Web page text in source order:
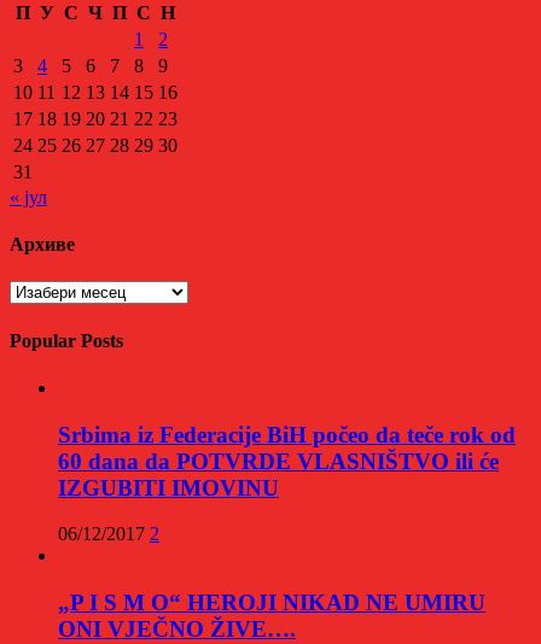
П У С Ч П С Н
1
2
3
4 5 6 7 8
9
10 11 12 13 14 15 16
17 18 19 20 21 22 23
24 25 26 27 28 29 30
31
« јул
Архиве
Архиве
Popular Posts
Srbima iz Federacije BiH počeo da teče rok od
60 dana da POTVRDE VLASNIŠTVO ili će
IZGUBITI IMOVINU
06/12/2017 2
„P I S M O“ HEROJI NIKAD NE UMIRU
ONI VJEČNO ŽIVE….